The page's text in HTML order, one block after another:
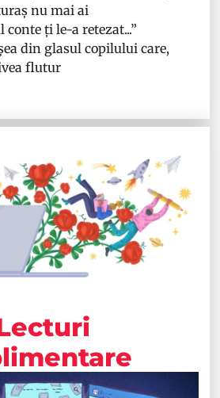
nu mai ai
ți le-a retezat...”
din glasul copilului care,
flutur